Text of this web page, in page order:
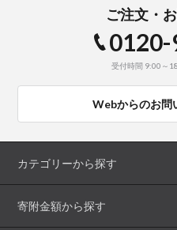
ご注文・
受付時間 9:00～
Webからのお問
カテゴリーから探す
寄附金額から探す